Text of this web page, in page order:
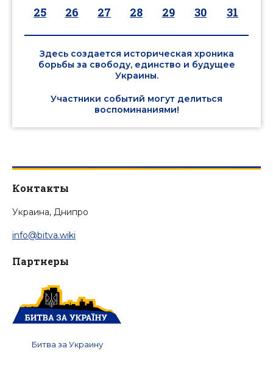
25
26 27 28 29 30 31
Здесь создается историческая хроника
борьбы за свободу, единство и будущее
Украины.
Участники событий могут делиться
воспоминаниями!
Контакты
Украина, Днипро
info@bitva.wiki
Партнеры
Битва за Украину